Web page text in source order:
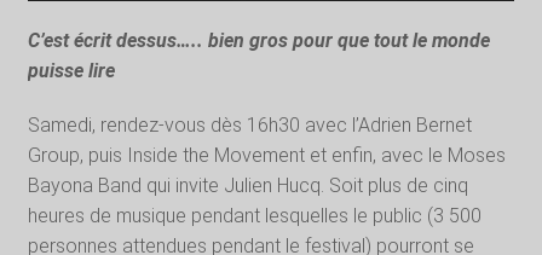
C’est écrit dessus….. bien gros pour que tout le monde
puisse lire
Samedi, rendez-vous dès 16h30 avec l’Adrien Bernet
Group, puis Inside the Movement et enfin, avec le Moses
Bayona Band qui invite Julien Hucq. Soit plus de cinq
heures de musique pendant lesquelles le public (3 500
personnes attendues pendant le festival) pourront se